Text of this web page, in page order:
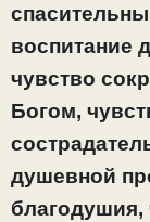
воспитание
чувство
Богом,
душевной
благодушия,